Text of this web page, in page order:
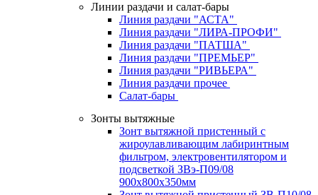
Линии раздачи и салат-бары
Линия раздачи "АСТА"
Линия раздачи "ЛИРА-ПРОФИ"
Линия раздачи "ПАТША"
Линия раздачи "ПРЕМЬЕР"
Линия раздачи "РИВЬЕРА"
Линия раздачи прочее
Салат-бары
Зонты вытяжные
Зонт вытяжной пристенный с
жироулавливающим лабиринтным
фильтром, электровентилятором и
подсветкой ЗВэ-П09/08
900х800х350мм